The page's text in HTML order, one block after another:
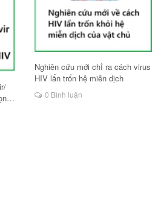
Nghiên cứu mới chỉ ra cách virus
HIV lẩn trốn hệ miễn dịch
0 Bình luận